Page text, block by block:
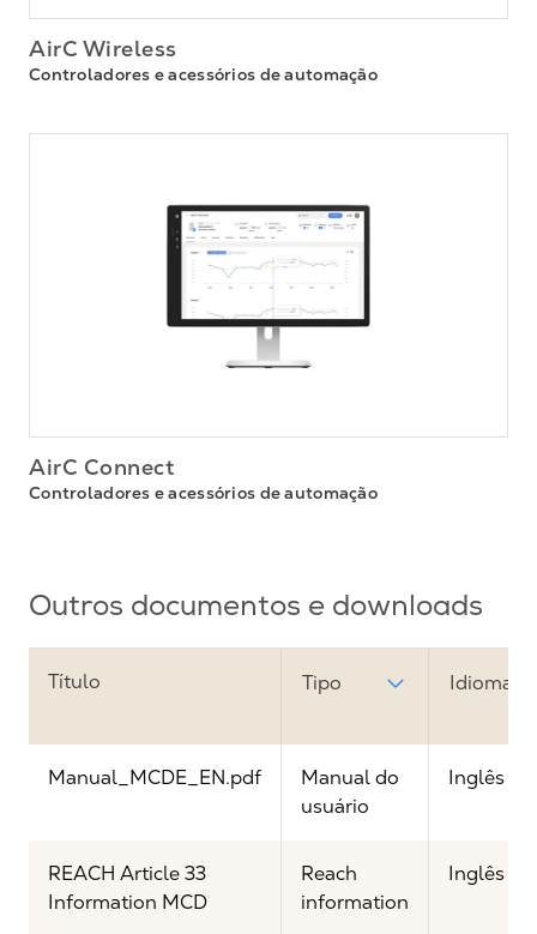
AirC Wireless
Controladores e acessórios de automação
AirC Connect
Controladores e acessórios de automação
Outros documentos e downloads
Título Tipo Idioma
Manual_MCDE_EN.pdf
Manual do
usuário
Inglês
REACH Article 33
Information MCD
Reach
information
Inglês